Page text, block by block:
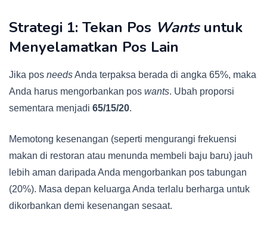
Strategi 1: Tekan Pos Wantsuntuk
Menyelamatkan Pos Lain
Jika pos needsAnda terpaksa berada di angka 65%, maka
Anda harus mengorbankan pos wants. Ubah proporsi
sementara menjadi 65/15/20.
Memotong kesenangan (seperti mengurangi frekuensi
makan di restoran atau menunda membeli baju baru) jauh
lebih aman daripada Anda mengorbankan pos tabungan
(20%). Masa depan keluarga Anda terlalu berharga untuk
dikorbankan demi kesenangan sesaat.